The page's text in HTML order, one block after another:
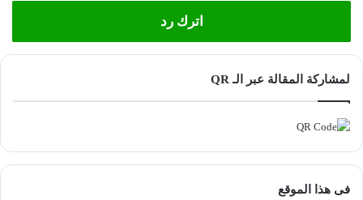
اترك رد
لمشاركة المقالة عبر الـ QR
فى هذا الموقع